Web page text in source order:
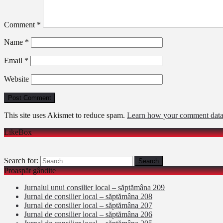
Comment *
Name *
Email *
Website
This site uses Akismet to reduce spam. Learn how your comment
LikeBox
Search for:
Proaspăt gândite
Jurnalul unui consilier local – săptămâna 209
Jurnal de consilier local – săptămâna 208
Jurnal de consilier local – săptămâna 207
Jurnal de consilier local – săptămâna 206